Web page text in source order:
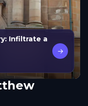
Infiltrate a
→